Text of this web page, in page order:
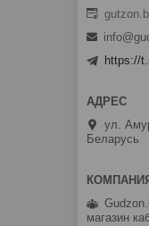
https://
ул.
Беларусь
магазин